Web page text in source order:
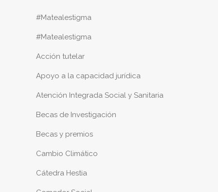
#Matealestigma
#Matealestigma
Acción tutelar
Apoyo a la capacidad jurídica
Atención Integrada Social y Sanitaria
Becas de Investigación
Becas y premios
Cambio Climático
Cátedra Hestia